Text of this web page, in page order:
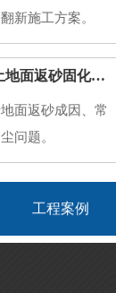
新施工方案。
西安厂房地坪起砂起灰处理方法，新老混凝土地面返砂固化方案
面返砂成因、常
问题。
工程案例